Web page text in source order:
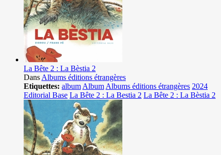
La Bête 2 : La Bèstia 2
Dans Albums éditions étrangères
Etiquettes: album Album Albums éditions étrangères 2024
Editorial Base La Bête 2 : La Bestia 2 La Bête 2 : La Bèstia 2